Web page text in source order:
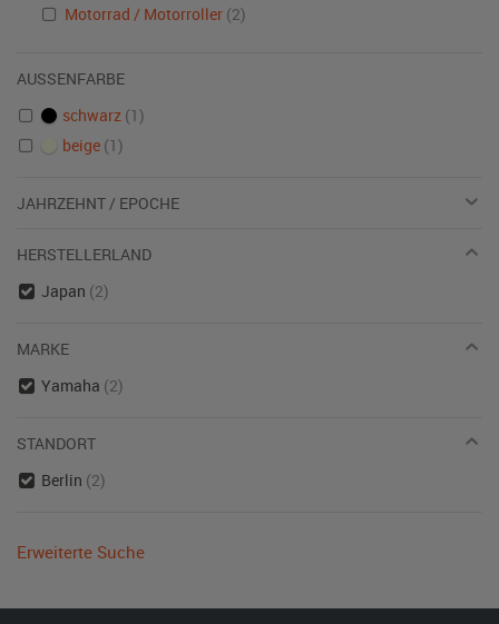
Motorrad / Motorroller (2)
AUSSENFARBE
schwarz (1)
beige (1)
JAHRZEHNT / EPOCHE
HERSTELLERLAND
Japan (2)
MARKE
Yamaha (2)
STANDORT
Berlin (2)
Erweiterte Suche